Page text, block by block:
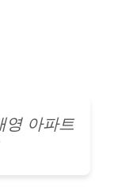
영 아파트